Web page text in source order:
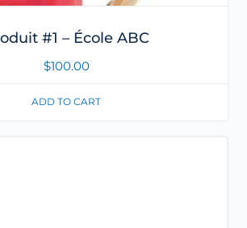
#1 – École ABC
$100.00
ADD TO CART